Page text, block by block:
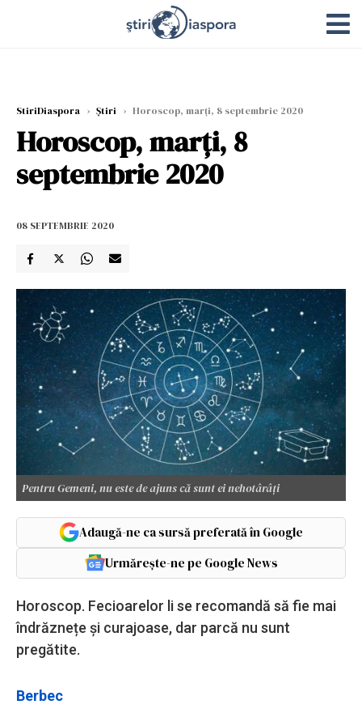
StiriDiaspora › Știri › Horoscop, marți, 8 septembrie 2020
Horoscop, marți, 8
septembrie 2020
08 SEPTEMBRIE 2020
Pentru Gemeni, nu este de ajuns că sunt ei nehotârâți
Adaugă-ne ca sursă preferată în Google
Urmărește-ne pe Google News
Horoscop. Fecioarelor li se recomandă să fie mai
îndrăznețe și curajoase, dar parcă nu sunt
pregătite.
Berbec